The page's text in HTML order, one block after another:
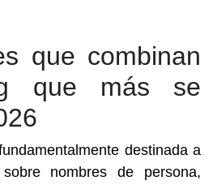
que combinan
que más se
destinada a
nombres de persona,